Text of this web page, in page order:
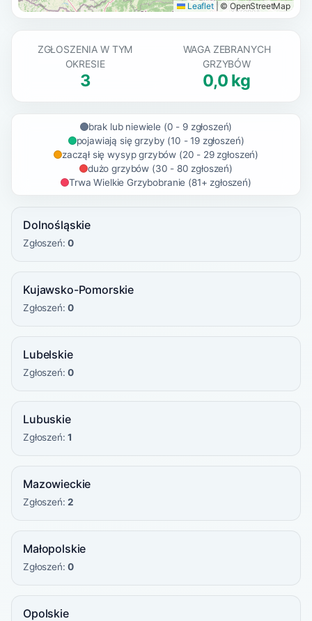
Leaflet © OpenStreetMap
ZGŁOSZENIA W TYM
OKRESIE
3
WAGA ZEBRANYCH
GRZYBÓW
0,0 kg
brak lub niewiele (0 - 9 zgłoszeń)
pojawiają się grzyby (10 - 19 zgłoszeń)
zaczął się wysyp grzybów (20 - 29 zgłoszeń)
dużo grzybów (30 - 80 zgłoszeń)
Trwa Wielkie Grzybobranie (81+ zgłoszeń)
Dolnośląskie
Zgłoszeń:0
Kujawsko-Pomorskie
Zgłoszeń:0
Lubelskie
Zgłoszeń:0
Lubuskie
Zgłoszeń:1
Mazowieckie
Zgłoszeń:2
Małopolskie
Zgłoszeń:0
Opolskie